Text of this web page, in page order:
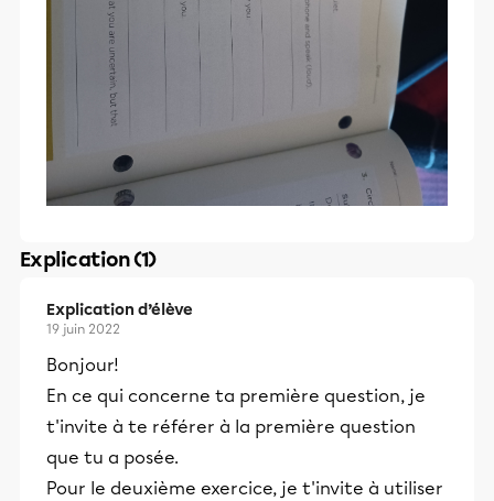
Explication (1)
Explication d’élève
19 juin 2022
Bonjour!
En ce qui concerne ta première question, je
t'invite à te référer à la première question
que tu a posée.
Pour le deuxième exercice, je t'invite à utiliser